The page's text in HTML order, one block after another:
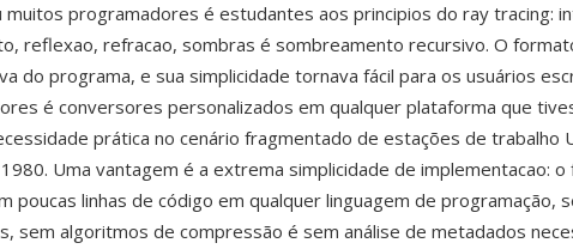
muitos programadores é estudantes aos principios do ray tracing:
reflexao, refracao, sombras é sombreamento recursivo. O
do programa, e sua simplicidade tornava fácil para os usuários
é conversores personalizados em qualquer plataforma que
prática no cenário fragmentado de estações de trabalho
Uma vantagem é a extrema simplicidade de implementacao:
poucas linhas de código em qualquer linguagem de programação,
sem algoritmos de compressão é sem análise de metadados